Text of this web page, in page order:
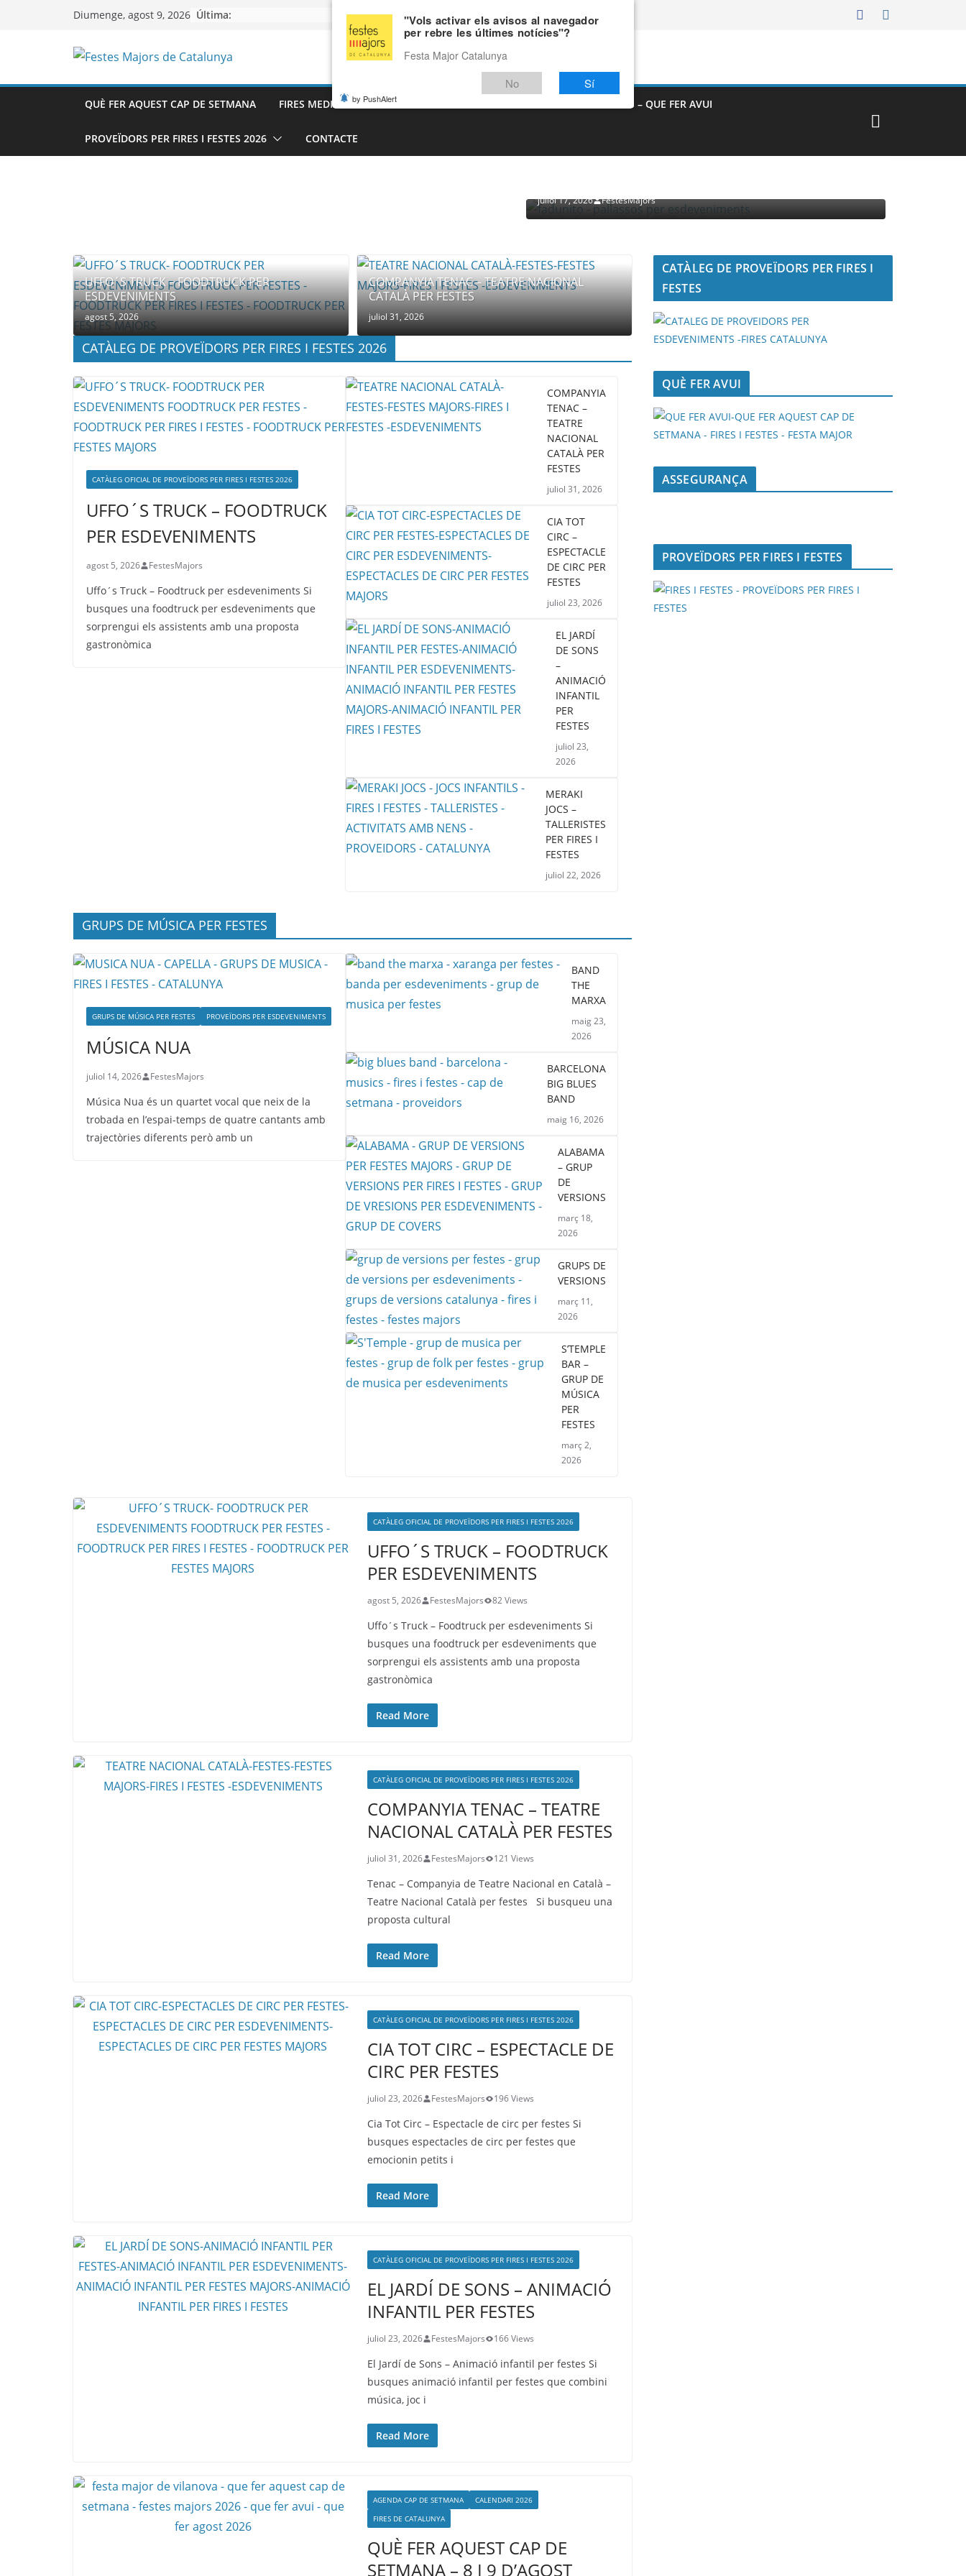
Diumenge, agost 9, 2026 Última:
QUÈ FER AQUEST CAP DE SETMANA FIRES MEDIEVALS – AGENDA DE FIRES MEDIEVALS 2026 FIRES I FESTES – QUE FER AVUI
PROVEÏDORS PER FIRES I FESTES 2026 CONTACTE
juliol 17, 2026 FestesMajors
UFFO´S TRUCK – FOODTRUCK PER
ESDEVENIMENTS
agost 5, 2026
COMPANYIA TENAC – TEATRE NACIONAL
CATALÀ PER FESTES
juliol 31, 2026
CATÀLEG DE PROVEÏDORS PER FIRES I FESTES 2026
CATÀLEG OFICIAL DE PROVEÏDORS PER FIRES I FESTES 2026
UFFO´S TRUCK – FOODTRUCK
PER ESDEVENIMENTS
agost 5, 2026 FestesMajors
Uffo´s Truck – Foodtruck per esdeveniments Si
busques una foodtruck per esdeveniments que
sorprengui els assistents amb una proposta
gastronòmica
COMPANYIA
TENAC –
TEATRE
NACIONAL
CATALÀ PER
FESTES
juliol 31, 2026
CIA TOT
CIRC –
ESPECTACLE
DE CIRC PER
FESTES
juliol 23, 2026
EL JARDÍ
DE SONS
–
ANIMACIÓ
INFANTIL
PER
FESTES
juliol 23,
2026
MERAKI
JOCS –
TALLERISTES
PER FIRES I
FESTES
juliol 22, 2026
GRUPS DE MÚSICA PER FESTES
GRUPS DE MÚSICA PER FESTES PROVEÏDORS PER ESDEVENIMENTS
MÚSICA NUA
juliol 14, 2026 FestesMajors
Música Nua és un quartet vocal que neix de la
trobada en l’espai-temps de quatre cantants amb
trajectòries diferents però amb un
BAND
THE
MARXA
maig 23,
2026
BARCELONA
BIG BLUES
BAND
maig 16, 2026
ALABAMA
– GRUP
DE
VERSIONS
març 18,
2026
GRUPS DE
VERSIONS
març 11,
2026
S’TEMPLE
BAR –
GRUP DE
MÚSICA
PER
FESTES
març 2,
2026
CATÀLEG OFICIAL DE PROVEÏDORS PER FIRES I FESTES 2026
UFFO´S TRUCK – FOODTRUCK
PER ESDEVENIMENTS
agost 5, 2026 FestesMajors 82 Views
Uffo´s Truck – Foodtruck per esdeveniments Si
busques una foodtruck per esdeveniments que
sorprengui els assistents amb una proposta
gastronòmica
Read More
CATÀLEG OFICIAL DE PROVEÏDORS PER FIRES I FESTES 2026
COMPANYIA TENAC – TEATRE
NACIONAL CATALÀ PER FESTES
juliol 31, 2026 FestesMajors 121 Views
Tenac – Companyia de Teatre Nacional en Català –
Teatre Nacional Català per festes Si busqueu una
proposta cultural
Read More
CATÀLEG OFICIAL DE PROVEÏDORS PER FIRES I FESTES 2026
CIA TOT CIRC – ESPECTACLE DE
CIRC PER FESTES
juliol 23, 2026 FestesMajors 196 Views
Cia Tot Circ – Espectacle de circ per festes Si
busques espectacles de circ per festes que
emocionin petits i
Read More
CATÀLEG OFICIAL DE PROVEÏDORS PER FIRES I FESTES 2026
EL JARDÍ DE SONS – ANIMACIÓ
INFANTIL PER FESTES
juliol 23, 2026 FestesMajors 166 Views
El Jardí de Sons – Animació infantil per festes Si
busques animació infantil per festes que combini
música, joc i
Read More
AGENDA CAP DE SETMANA
CALENDARI 2026
FIRES DE CATALUNYA
QUÈ FER AQUEST CAP DE
SETMANA – 8 I 9 D’AGOST
CATÀLEG DE PROVEÏDORS PER FIRES I
FESTES
QUÈ FER AVUI
ASSEGURANÇA
PROVEÏDORS PER FIRES I FESTES
"Vols activar els avisos al navegador
per rebre les últimes notícies"?
Festa Major Catalunya
No Sí
by PushAlert